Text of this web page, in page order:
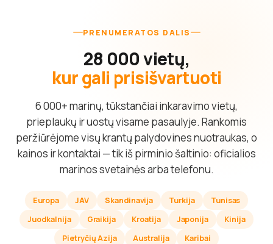
PRENUMERATOS DALIS
28 000 vietų,
kur gali prisišvartuoti
6 000+ marinų, tūkstančiai inkaravimo vietų,
prieplaukų ir uostų visame pasaulyje. Rankomis
peržiūrėjome visų krantų palydovines nuotraukas, o
kainos ir kontaktai — tik iš pirminio šaltinio: oficialios
marinos svetainės arba telefonu.
Europa JAV Skandinavija Turkija
Tunisas
Juodkalnija
Graikija Kroatija Japonija
Kinija
Pietryčių Azija
Australija
Karibai